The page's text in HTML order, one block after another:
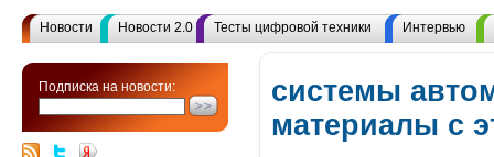
Новости Новости 2.0 Тесты цифровой техники Интервью
Подписка на новости:
системы
материалы с